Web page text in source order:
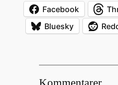
Facebook
Bluesky